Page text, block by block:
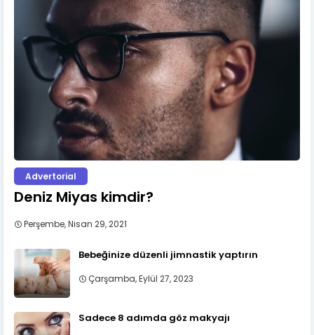
Advertorial
Deniz Miyas kimdir?
Perşembe, Nisan 29, 2021
Bebeğinize düzenli jimnastik yaptırın
Çarşamba, Eylül 27, 2023
Sadece 8 adımda göz makyajı